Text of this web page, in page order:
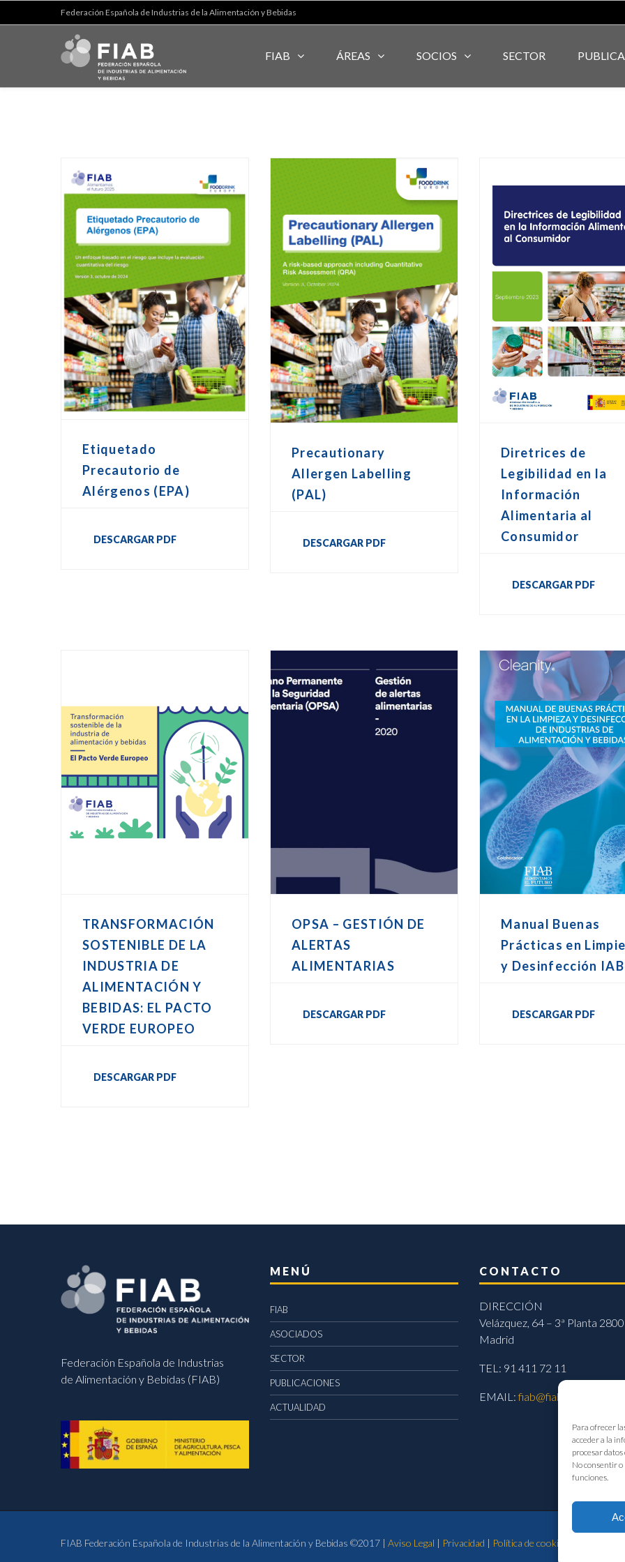
Para ofrecer
acceder a la
procesar
No consentir
funciones.
Federación Española de Industrias de la Alimentación y Bebidas
FIAB ÁREAS SOCIOS SECTOR
Etiquetado
Precautorio de
Alérgenos (EPA)
DESCARGAR PDF
Precautionary
Allergen Labelling
(PAL)
DESCARGAR PDF
Diretrices de
Legibilidad en la
Información
Alimentaria al
Consumidor
DESCARGAR PDF
TRANSFORMACIÓN
SOSTENIBLE DE LA
INDUSTRIA DE
ALIMENTACIÓN Y
BEBIDAS: EL PACTO
VERDE EUROPEO
DESCARGAR PDF
OPSA – GESTIÓN DE
ALERTAS
ALIMENTARIAS
DESCARGAR PDF
Manual Buenas
Prácticas en
y Desinfección IAB
DESCARGAR PDF
Federación Española de Industrias
de Alimentación y Bebidas (FIAB)
MENÚ
FIAB
ASOCIADOS
SECTOR
PUBLICACIONES
ACTUALIDAD
CONTACTO
DIRECCIÓN
Velázquez, 64 – 3ª Planta
Madrid
TEL: 91 411 72 11
EMAIL:fiab@fiab.es
FIAB Federación Española de Industrias de la Alimentación y Bebidas ©2017 | Aviso Legal | Privacidad | Política de cookies